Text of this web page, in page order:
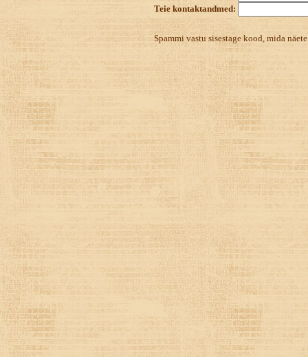
Teie kontaktandmed:
Spammi vastu sisestage kood, mida